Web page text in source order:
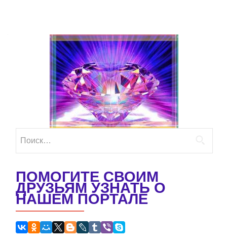
ПОМОГИТЕ СВОИМ
ДРУЗЬЯМ УЗНАТЬ О
НАШЕМ ПОРТАЛЕ